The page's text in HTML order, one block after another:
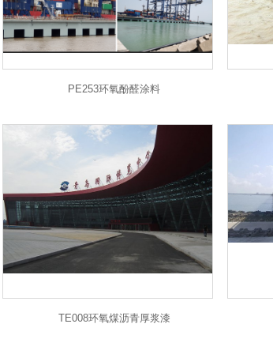
PE253环氧酚醛涂料
TE008环氧煤沥青厚浆漆